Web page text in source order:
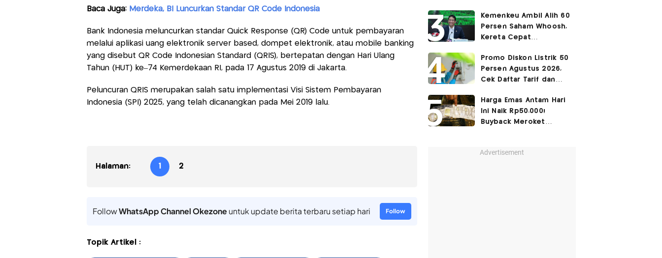
Baca Juga:Merdeka, BI Luncurkan Standar QR Code Indonesia
Bank Indonesia meluncurkan standar Quick Response (QR) Code untuk pembayaran
melalui aplikasi uang elektronik server based, dompet elektronik, atau mobile banking
yang disebut QR Code Indonesian Standard (QRIS), bertepatan dengan Hari Ulang
Tahun (HUT) ke–74 Kemerdekaan RI, pada 17 Agustus 2019 di Jakarta.
Peluncuran QRIS merupakan salah satu implementasi Visi Sistem Pembayaran
Indonesia (SPI) 2025, yang telah dicanangkan pada Mei 2019 lalu.
Halaman: 1 2
FollowWhatsApp Channel Okezoneuntuk update berita terbaru setiap hari Follow
Topik Artikel :
2026
Kemenkeu Ambil Alih 60
Persen Saham Whoosh,
Kereta Cepat
Surabaya
Promo Diskon Listrik 50
Persen Agustus 2026,
Cek Daftar Tarif dan
Harga Emas Antam Hari
Ini Naik Rp50.000!
Buyback Meroket
Advertisement